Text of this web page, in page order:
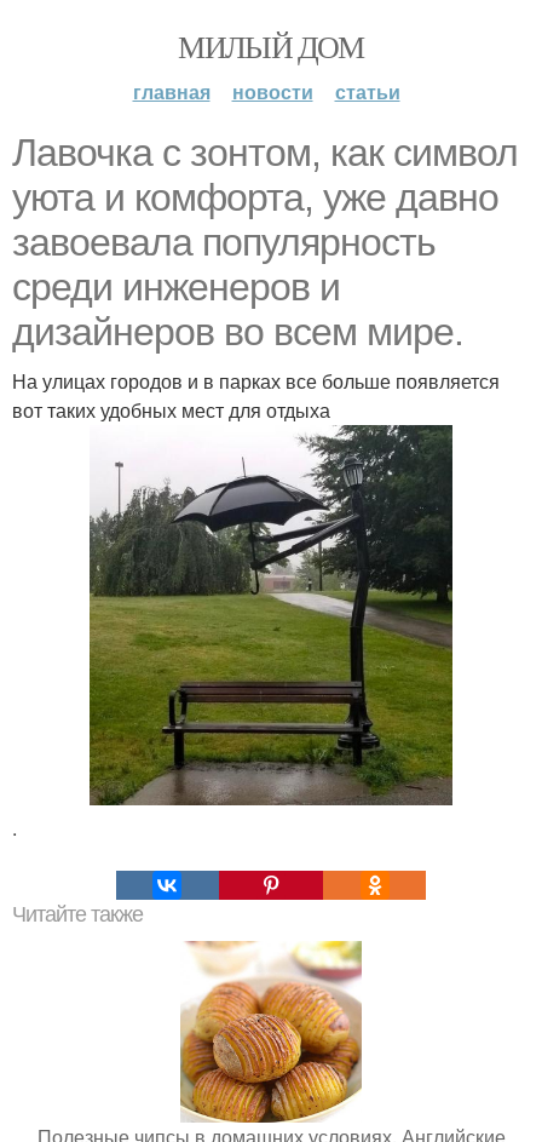
МИЛЫЙ ДОМ
главная новости статьи
Лавочка с зонтом, как символ
уюта и комфорта, уже давно
завоевала популярность
среди инженеров и
дизайнеров во всем мире.
На улицах городов и в парках все больше появляется
вот таких удобных мест для отдыха
.
Читайте также